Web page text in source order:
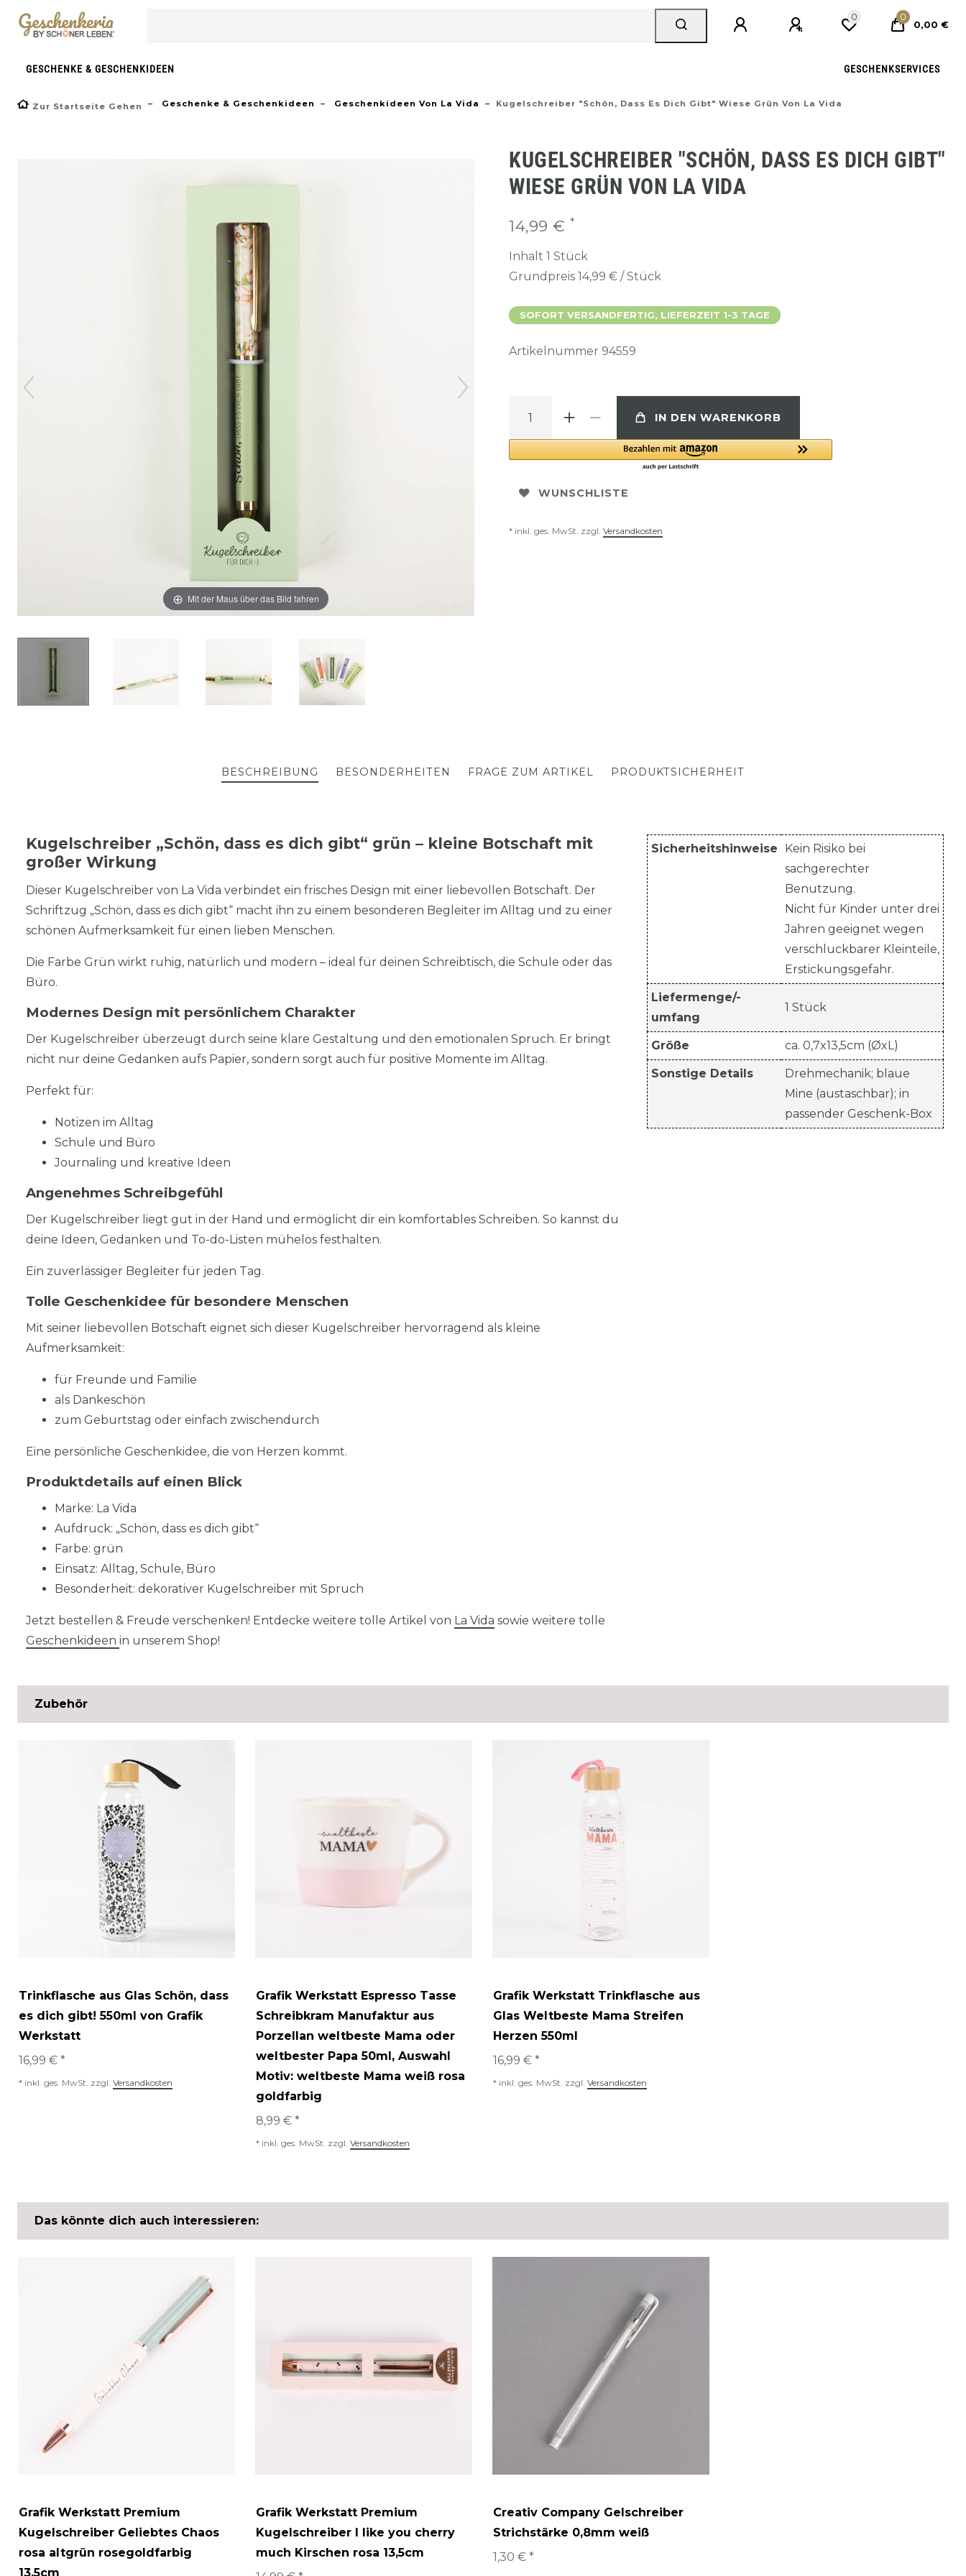
0 0
0,00 €
GESCHENKE & GESCHENKIDEEN GESCHENKSERVICES
Zur Startseite Gehen Geschenke & Geschenkideen Geschenkideen Von La Vida Kugelschreiber "Schön, Dass Es Dich Gibt" Wiese Grün Von La Vida
Mit der Maus über das Bild fahren
KUGELSCHREIBER "SCHÖN, DASS ES DICH GIBT"
WIESE GRÜN VON LA VIDA
14,99 € *
Inhalt 1 Stück
Grundpreis 14,99 € / Stück
SOFORT VERSANDFERTIG, LIEFERZEIT 1-3 TAGE
Artikelnummer 94559
IN DEN WARENKORB
WUNSCHLISTE
* inkl. ges. MwSt. zzgl. Versandkosten
BESCHREIBUNG BESONDERHEITEN FRAGE ZUM ARTIKEL PRODUKTSICHERHEIT
Kugelschreiber „Schön, dass es dich gibt“ grün – kleine Botschaft mit
großer Wirkung
Dieser Kugelschreiber von La Vida verbindet ein frisches Design mit einer liebevollen Botschaft. Der
Schriftzug „Schön, dass es dich gibt“ macht ihn zu einem besonderen Begleiter im Alltag und zu einer
schönen Aufmerksamkeit für einen lieben Menschen.
Die Farbe Grün wirkt ruhig, natürlich und modern – ideal für deinen Schreibtisch, die Schule oder das
Büro.
Modernes Design mit persönlichem Charakter
Der Kugelschreiber überzeugt durch seine klare Gestaltung und den emotionalen Spruch. Er bringt
nicht nur deine Gedanken aufs Papier, sondern sorgt auch für positive Momente im Alltag.
Perfekt für:
Notizen im Alltag
Schule und Büro
Journaling und kreative Ideen
Angenehmes Schreibgefühl
Der Kugelschreiber liegt gut in der Hand und ermöglicht dir ein komfortables Schreiben. So kannst du
deine Ideen, Gedanken und To-do-Listen mühelos festhalten.
Ein zuverlässiger Begleiter für jeden Tag.
Tolle Geschenkidee für besondere Menschen
Mit seiner liebevollen Botschaft eignet sich dieser Kugelschreiber hervorragend als kleine
Aufmerksamkeit:
für Freunde und Familie
als Dankeschön
zum Geburtstag oder einfach zwischendurch
Eine persönliche Geschenkidee, die von Herzen kommt.
Produktdetails auf einen Blick
Marke: La Vida
Aufdruck: „Schön, dass es dich gibt“
Farbe: grün
Einsatz: Alltag, Schule, Büro
Besonderheit: dekorativer Kugelschreiber mit Spruch
Jetzt bestellen & Freude verschenken! Entdecke weitere tolle Artikel von La Vida sowie weitere tolle
Geschenkideen in unserem Shop!
Sicherheitshinweise
Kein Risiko bei
sachgerechter
Benutzung.
Nicht für Kinder unter drei
Jahren geeignet wegen
verschluckbarer Kleinteile,
Erstickungsgefahr.
Liefermenge/-
umfang
1 Stück
Größe ca. 0,7x13,5cm (ØxL)
Sonstige Details
Drehmechanik; blaue
Mine (austaschbar); in
passender Geschenk-Box
Zubehör
Trinkflasche aus Glas Schön, dass
es dich gibt! 550ml von Grafik
Werkstatt
16,99 € *
* inkl. ges. MwSt. zzgl. Versandkosten
Grafik Werkstatt Espresso Tasse
Schreibkram Manufaktur aus
Porzellan weltbeste Mama oder
weltbester Papa 50ml, Auswahl
Motiv: weltbeste Mama weiß rosa
goldfarbig
8,99 € *
* inkl. ges. MwSt. zzgl. Versandkosten
Grafik Werkstatt Trinkflasche aus
Glas Weltbeste Mama Streifen
Herzen 550ml
16,99 € *
* inkl. ges. MwSt. zzgl. Versandkosten
Das könnte dich auch interessieren:
Grafik Werkstatt Premium
Kugelschreiber Geliebtes Chaos
rosa altgrün rosegoldfarbig
13,5cm
Grafik Werkstatt Premium
Kugelschreiber I like you cherry
much Kirschen rosa 13,5cm
Creativ Company Gelschreiber
Strichstärke 0,8mm weiß
1,30 € *